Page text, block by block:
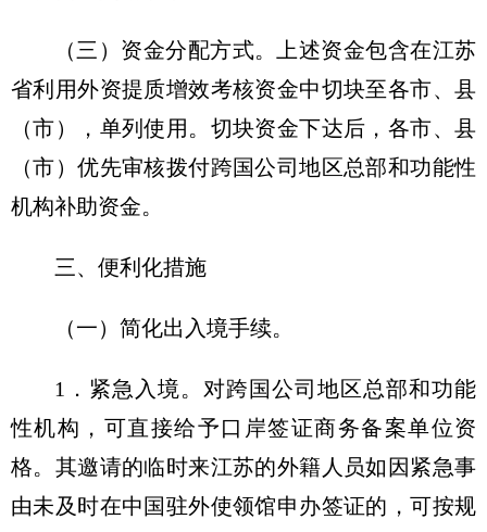
（三）资金分配方式。
上述资金包含在江苏
省利用外资提质增效考核资金中切块至各市、县
（市），单列使用。切块资金下达后，各市、县
（市）优先审核拨付跨国公司地区总部和功能性
机构补助资金。
三、便利化措施
（一）简化出入境手续。
1．紧急入境。对跨国公司地区总部和功能
性机构，可直接给予口岸签证商务备案单位资
格。其邀请的临时来江苏的外籍人员如因紧急事
由未及时在中国驻外使领馆申办签证的，可按规